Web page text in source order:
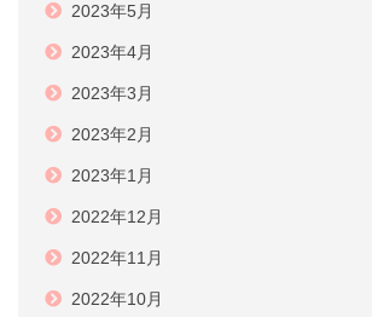
2023年5月
2023年4月
2023年3月
2023年2月
2023年1月
2022年12月
2022年11月
2022年10月